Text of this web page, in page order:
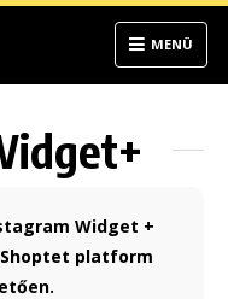
MENÜ
Widget +
platform